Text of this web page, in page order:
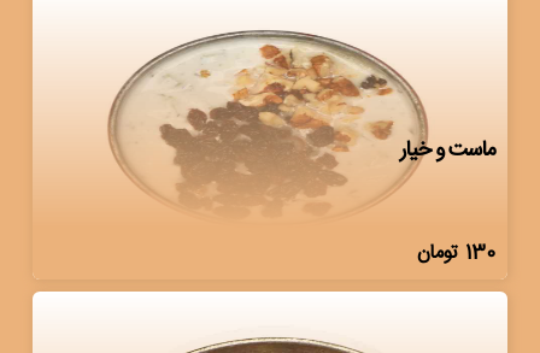
ماست و خیار
130 تومان